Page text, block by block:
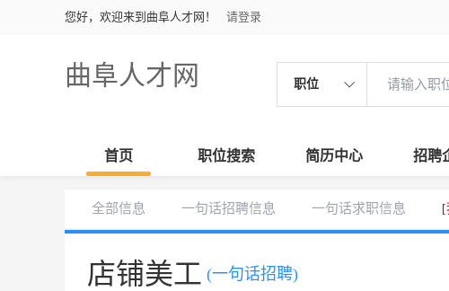
您好，欢迎来到曲阜人才网！ 请登录
曲阜人才网 职位
首页 职位搜索 简历中心 招聘
全部信息 一句话招聘信息 一句话求职信息 [
店铺美工 (一句话招聘)